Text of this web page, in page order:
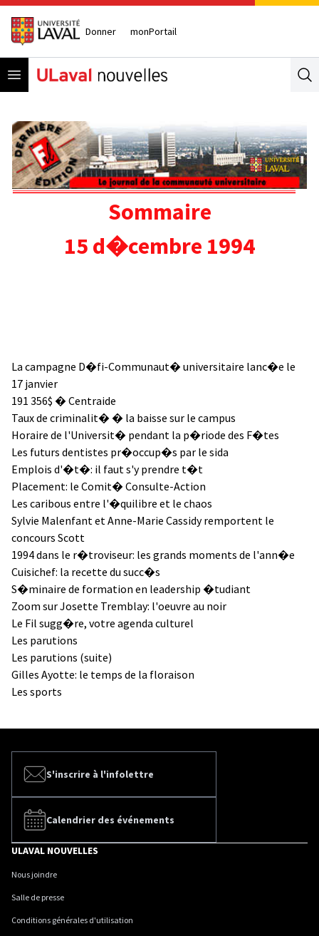
Donner monPortail
Open menu
Sommaire
15 d�cembre 1994
La campagne D�fi-Communaut� universitaire lanc�e le
17 janvier
191 356$ � Centraide
Taux de criminalit� � la baisse sur le campus
Horaire de l'Universit� pendant la p�riode des F�tes
Les futurs dentistes pr�occup�s par le sida
Emplois d'�t�: il faut s'y prendre t�t
Placement: le Comit� Consulte-Action
Les caribous entre l'�quilibre et le chaos
Sylvie Malenfant et Anne-Marie Cassidy remportent le
concours Scott
1994 dans le r�troviseur: les grands moments de l'ann�e
Cuisichef: la recette du succ�s
S�minaire de formation en leadership �tudiant
Zoom sur Josette Tremblay: l'oeuvre au noir
Le Fil sugg�re, votre agenda culturel
Les parutions
Les parutions (suite)
Gilles Ayotte: le temps de la floraison
Les sports
S'inscrire à l'infolettre
Calendrier des événements
ULAVAL NOUVELLES
Nous joindre
Salle de presse
Conditions générales d'utilisation